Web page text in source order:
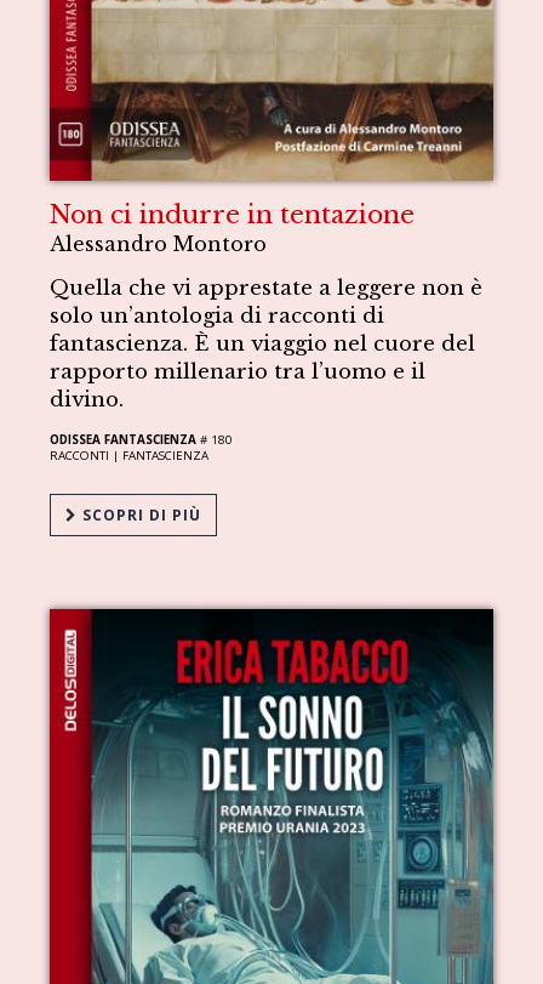
Non ci indurre in tentazione
Alessandro Montoro
Quella che vi apprestate a leggere non è
solo un’antologia di racconti di
fantascienza. È un viaggio nel cuore del
rapporto millenario tra l’uomo e il
divino.
ODISSEA FANTASCIENZA # 180
RACCONTI | FANTASCIENZA
SCOPRI DI PIÙ